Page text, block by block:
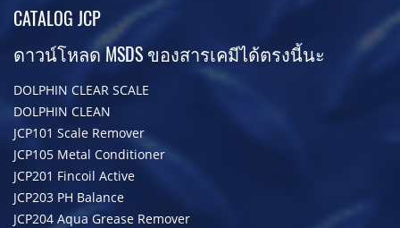
CATALOG JCP
ดาวน์โหลด MSDS ของสารเคมีได้ตรงนี้นะ
DOLPHIN CLEAR SCALE
DOLPHIN CLEAN
JCP101 Scale Remover
JCP105 Metal Conditioner
JCP201 Fincoil Active
JCP203 PH Balance
JCP204 Aqua Grease Remover